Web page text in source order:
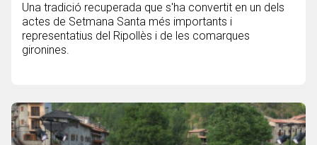
Una tradició recuperada que s'ha convertit en un dels
actes de Setmana Santa més importants i
representatius del Ripollès i de les comarques
gironines.